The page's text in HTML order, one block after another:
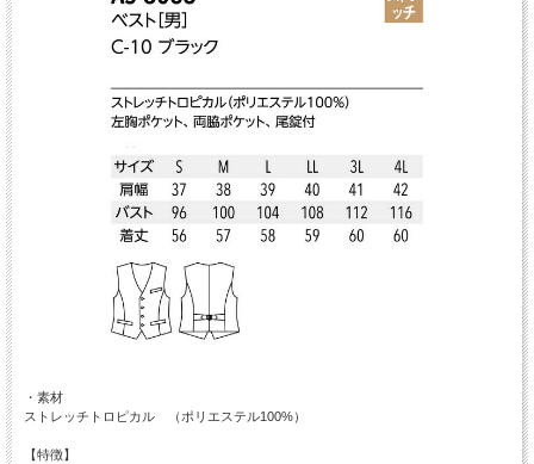
・素材
ストレッチトロピカル （ポリエステル100%）
【特徴】